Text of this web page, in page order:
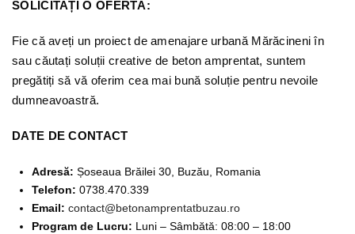
SOLICITAȚI O OFERTĂ:
Fie că aveți un proiect de amenajare urbană Mărăcineni în
sau căutați soluții creative de beton amprentat, suntem
pregătiți să vă oferim cea mai bună soluție pentru nevoile
dumneavoastră.
DATE DE CONTACT
Adresă: Șoseaua Brăilei 30, Buzău, Romania
Telefon: 0738.470.339
Email: contact@betonamprentatbuzau.ro
Program de Lucru: Luni – Sâmbătă: 08:00 – 18:00